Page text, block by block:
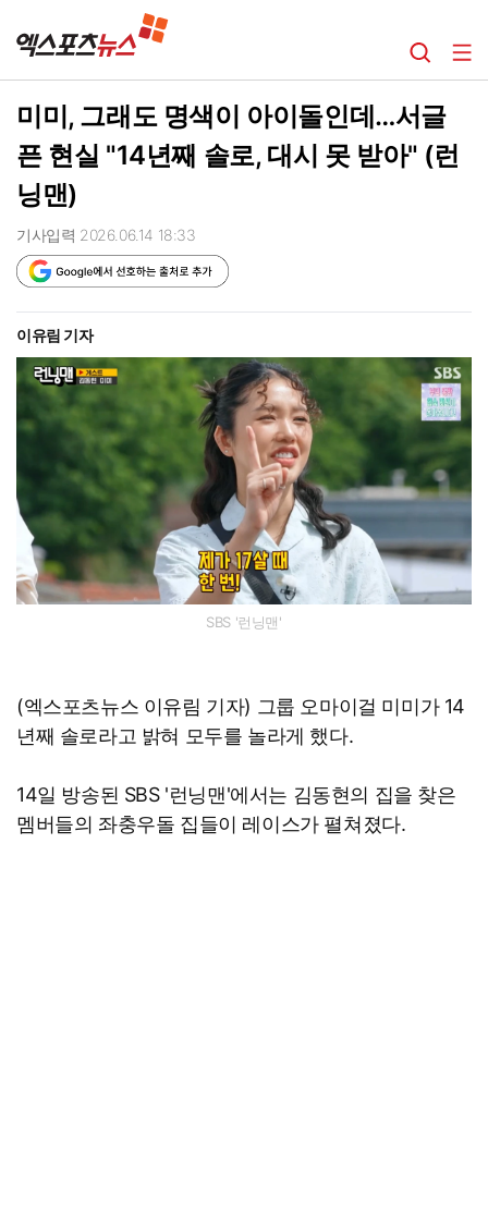
미미, 그래도 명색이 아이돌인데…서글
픈 현실 "14년째 솔로, 대시 못 받아" (런
닝맨)
기사입력 2026.06.14 18:33
이유림 기자
SBS '런닝맨'
(엑스포츠뉴스 이유림 기자) 그룹 오마이걸 미미가 14
년째 솔로라고 밝혀 모두를 놀라게 했다.
14일 방송된 SBS '런닝맨'에서는 김동현의 집을 찾은
멤버들의 좌충우돌 집들이 레이스가 펼쳐졌다.